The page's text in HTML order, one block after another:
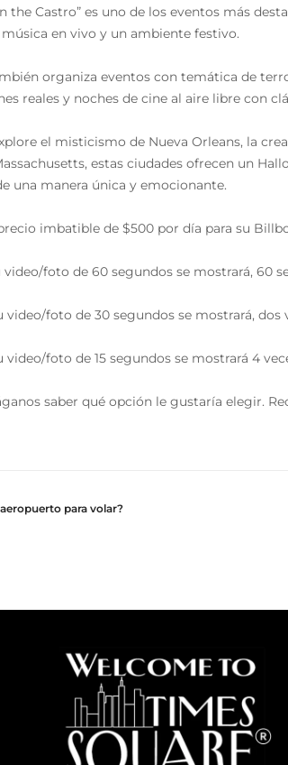
the Castro” es uno de los eventos más
música en vivo y un ambiente festivo.
organiza eventos con temática de
reales y noches de cine al aire libre con
el misticismo de Nueva Orleans, la
estas ciudades ofrecen un
una manera única y emocionante.
imbatible de $500 por día para su
video/foto de 60 segundos se mostrará, 60
video/foto de 30 segundos se mostrará, dos
video/foto de 15 segundos se mostrará 4
saber qué opción le gustaría elegir.
para volar?